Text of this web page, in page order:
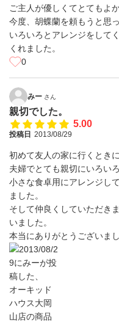
ご主人が優しくてとてもよ
今度、胡蝶蘭を頼もうと思
いろいろとアレンジをして
くれました。
0
みー さん
親切でした。
5.00
投稿日 2013/08/29
初めて友人の家に行くとき
夫婦でとても親切にいろい
小さな食卓用にアレンジし
ました。
そして仲良くしていただき
いました。
本当にありがとうございまし